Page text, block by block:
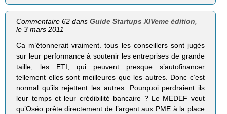
Commentaire 62 dansGuide Startups XIVeme édition
le 3 mars 2011
Ca m’étonnerait vraiment. tous les conseillers sont jugés
sur leur performance à soutenir les entreprises de grande
taille, les ETI, qui peuvent presque s’autofinancer
tellement elles sont meilleures que les autres. Donc c’est
normal qu’ils rejettent les autres. Pourquoi perdraient ils
leur temps et leur crédibilité bancaire ? Le MEDEF veut
qu’Oséo prête directement de l’argent aux PME à la place